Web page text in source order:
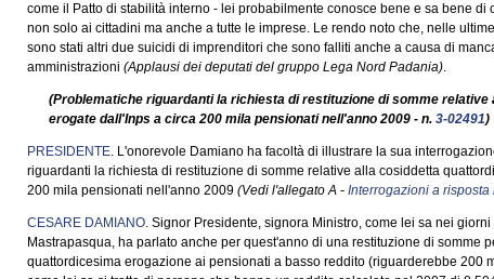
come il Patto di stabilità interno - lei probabilmente conosce bene e sa bene
non solo ai cittadini ma anche a tutte le imprese. Le rendo noto che, nelle
sono stati altri due suicidi di imprenditori che sono falliti anche a causa di
amministrazioni (Applausi dei deputati del gruppo Lega Nord Padania).
(Problematiche riguardanti la richiesta di restituzione di somme
erogate dall'Inps a circa 200 mila pensionati nell'anno 2009 - n. 3-02491)
PRESIDENTE. L'onorevole Damiano ha facoltà di illustrare la sua
riguardanti la richiesta di restituzione di somme relative alla cosiddetta
200 mila pensionati nell'anno 2009 (Vedi l'allegato A - Interrogazioni a risposta
CESARE DAMIANO. Signor Presidente, signora Ministro, come lei sa nei
Mastrapasqua, ha parlato anche per quest'anno di una restituzione di somme
quattordicesima erogazione ai pensionati a basso reddito (riguarderebbe 200